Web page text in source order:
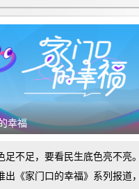
幸福
足不足，要看民生底色亮不亮。
出《家门口的幸福》系列报道，